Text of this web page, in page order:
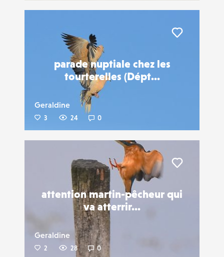
parade nuptiale chez les
tourterelles (Dépt...
Geraldine
3 24 0
attention martin-pêcheur qui
va atterrir...
Geraldine
2 28 0